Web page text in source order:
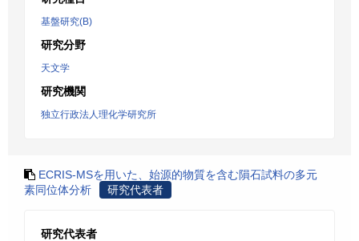
基盤研究(B)
研究分野
天文学
研究機関
独立行政法人理化学研究所
ECRIS-MSを用いた、始源的物質を含む隕石試料の多元
素同位体分析
研究代表者
研究代表者